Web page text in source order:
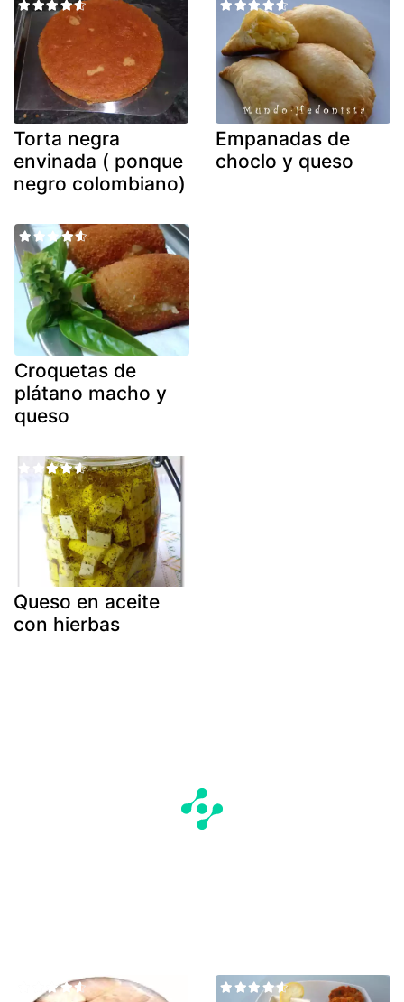
Torta negra
envinada ( ponque
negro colombiano)
Empanadas de
choclo y queso
Croquetas de
plátano macho y
queso
Queso en aceite
con hierbas